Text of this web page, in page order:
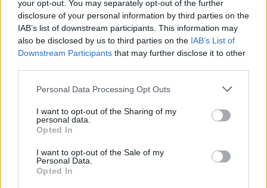
your opt-out. You may separately opt-out of the further
disclosure of your personal information by third parties on the
IAB’s list of downstream participants. This information may
also be disclosed by us to third parties on the IAB’s List of
Downstream Participants that may further disclose it to other
Personal Data Processing Opt Outs
I want to opt-out of the Sharing of my
personal data.
Opted In
I want to opt-out of the Sale of my
Personal Data.
Opted In
Τρίμηνη παράταση στη δήλωση αποθεμάτων
τροφίμων
Αυξήθηκαν οι επισκέπτες στα μουσεία της
Με την Τζόρτζια Μελόνι συναντήθηκε ο
Ακολουθήστε το Cretalive στο